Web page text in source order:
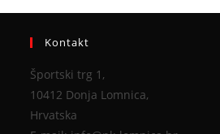
Kontakt
Športski trg 1,
10412 Donja Lomnica,
Hrvatska